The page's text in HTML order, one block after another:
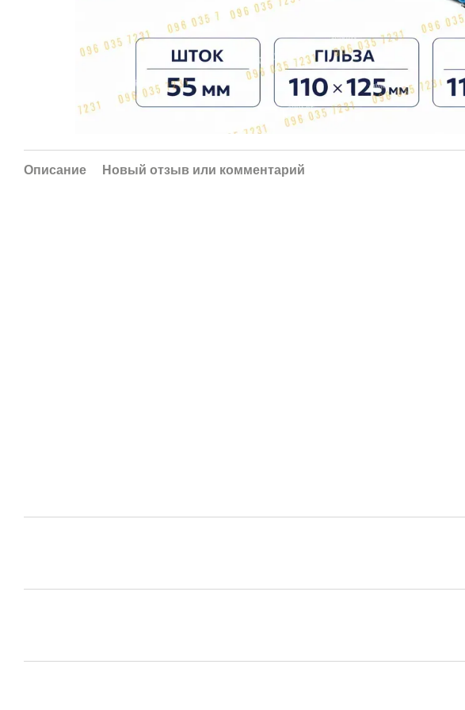
Описание Новый отзыв или комментарий